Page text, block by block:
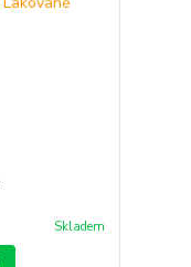
Skladem